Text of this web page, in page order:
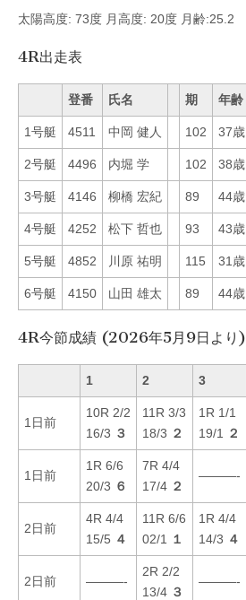
太陽高度: 73度 月高度: 20度 月齢:25.2
4R出走表
登番 氏名 期 年齢
1号艇 4511 中岡 健人 102 37歳
2号艇 4496 内堀 学 102 38歳
3号艇 4146 柳橋 宏紀 89 44歳
4号艇 4252 松下 哲也 93 43歳
5号艇 4852 川原 祐明 115 31歳
6号艇 4150 山田 雄太 89 44歳
4R今節成績 (2026年5月9日より)
1 2 3
1日前
10R 2/2
16/3 ３
11R 3/3
18/3 ２
1R 1/1
19/1
２
1日前
1R 6/6
20/3 ６
7R 4/4
17/4 ２
———-
2日前
4R 4/4
15/5 ４
11R 6/6
02/1
１
1R 4/4
14/3 ４
2日前 ———-
2R 2/2
13/4 ３
———-